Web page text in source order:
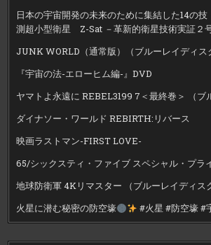
日本の宇宙開発の未来のために集結した14の
測超小型衛星 Z-Sat －革新的衛星技術実証２
JUNK WORLD（通常版）（ブルーレイディス
『宇宙の法-エローヒム編-』DVD
ヤマトよ永遠に REBEL3199 7＜最終巻＞ （ブ
ダイナソー・ワールド REBIRTH:リバース
映画ラストマン-FIRST LOVE-
65/シックスティ・ファイブ スペシャル・プラ
地球防衛軍 4Kリマスター （ブルーレイディス
火星に潜む秘密の防空壕
#火星 #防空壕 #